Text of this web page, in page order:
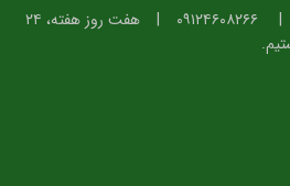
حرفه‌ای دارند
خط‌خون برتر
|
|
هفت روز هفته، ۲۴